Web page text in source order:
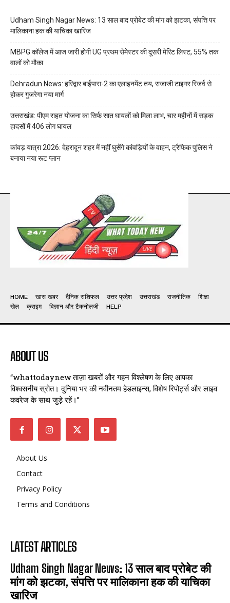
Udham Singh Nagar News: 13 साल बाद प्रोबेट की मांग को झटका, संपत्ति पर
मालिकाना हक की याचिका खारिज
MBPG कॉलेज में आज जारी होगी UG प्रथम सेमेस्टर की दूसरी मेरिट लिस्ट, 55% तक
वालों को मौका
Dehradun News: हरिद्वार बाईपास-2 का एलाइनमेंट तय, राजाजी टाइगर रिजर्व से
होकर गुजरेगा नया मार्ग
उत्तराखंड: पीएम राहत योजना का सिर्फ सात घायलों को मिला लाभ, चार महीनों में सड़क
हादसों में 406 लोग घायल
कांवड़ यात्रा 2026: देहरादून शहर में नहीं घुसेंगे कांवड़ियों के वाहन, ट्रैफिक पुलिस ने
बनाया नया रूट प्लान
HOME खास खबर दैनिक राशिफल उत्तर प्रदेश उत्तराखंड राजनीतिक
शिक्षा
खेल
क्राइम विज्ञान और टैकनोलजी HELP
ABOUT US
“whattodaynew ताज़ा खबरों और गहन विश्लेषण के लिए आपका
विश्वसनीय स्रोत। दुनिया भर की नवीनतम हेडलाइन्स, विशेष रिपोर्ट्स और लाइव
कवरेज के साथ जुड़े रहें।”
About Us
Contact
Privacy Policy
Terms and Conditions
LATEST ARTICLES
Udham Singh Nagar News: 13 साल बाद प्रोबेट की
मांग को झटका, संपत्ति पर मालिकाना हक की याचिका
खारिज